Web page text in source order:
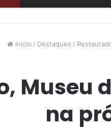
Início / Destaques /
Museu
na